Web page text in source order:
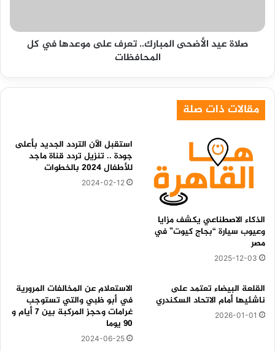
كل
المحافظات
صلاة عيد الأضحى المبارك.. تعرف على موعدها في كل
المحافظات
مقالات ذات صلة
الذكاء الاصطناعي يكشف مزايا
وعيوب سيارة “بجاج كيوت” في
مصر
2025-12-03
استقبل الآن التردد الجديد بأعلى
جودة .. تنزيل تردد قناة ماجد
للأطفال 2024 بالخطوات
2024-02-12
القلعة البيضاء تعتمد على
ناشئيها أمام الاتحاد السكندري
2026-01-01
الاستعلام عن المخالفات المرورية
في أبو ظبي والتي تستوجب
غرامات وحجز المركبة بين 7 أيام و
90 يوما
2024-06-25